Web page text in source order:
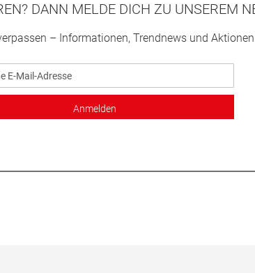
DANN MELDE DICH ZU UNSEREM
– Informationen, Trendnews und
Anmelden